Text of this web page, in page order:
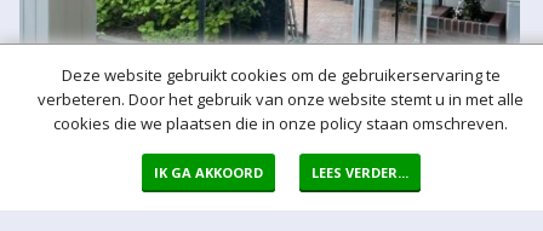
Deze website gebruikt cookies om de gebruikerservaring te
verbeteren. Door het gebruik van onze website stemt u in met alle
cookies die we plaatsen die in onze policy staan omschreven.
IK GA AKKOORD LEES VERDER...